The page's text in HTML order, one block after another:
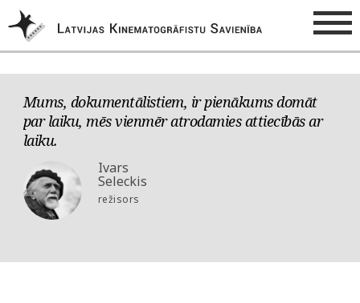
Mums, dokumentālistiem, ir pienākums domāt
par laiku, mēs vienmēr atrodamies attiecībās ar
laiku.
Ivars
Seleckis
režisors